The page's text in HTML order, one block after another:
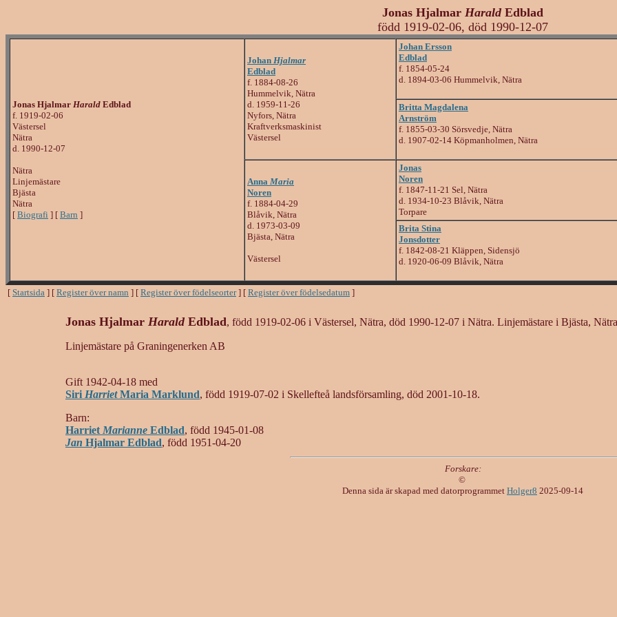
Jonas Hjalmar Harald Edblad
född 1919-02-06, död 1990-12-07
Jonas Hjalmar Harald Edblad
f. 1919-02-06
Västersel
Nätra
d. 1990-12-07
Nätra
Linjemästare
Bjästa
Nätra
[ Biografi ] [ Barn ]
Johan Hjalmar
Edblad
f. 1884-08-26
Hummelvik, Nätra
d. 1959-11-26
Nyfors, Nätra
Kraftverksmaskinist
Västersel
Johan Ersson
Edblad
f. 1854-05-24
d. 1894-03-06 Hummelvik, Nätra
Britta Magdalena
Arnström
f. 1855-03-30 Sörsvedje, Nätra
d. 1907-02-14 Köpmanholmen, Nätra
Anna Maria
Noren
f. 1884-04-29
Blåvik, Nätra
d. 1973-03-09
Bjästa, Nätra
Västersel
Jonas
Noren
f. 1847-11-21 Sel, Nätra
d. 1934-10-23 Blåvik, Nätra
Torpare
Brita Stina
Jonsdotter
f. 1842-08-21 Kläppen, Sidensjö
d. 1920-06-09 Blåvik, Nätra
[ Startsida ] [ Register över namn ] [ Register över födelseorter] [ Register över födelsedatum ]
Jonas Hjalmar Harald Edblad, född 1919-02-06 i Västersel, Nätra, död 1990-12-07 i Nätra. Linjemästare i Bjästa,
Linjemästare på Graningenerken AB
Gift 1942-04-18 med
Siri HarrietMaria Marklund, född 1919-07-02 i Skellefteå landsförsamling, död 2001-10-18.
Barn:
Harriet Marianne Edblad, född 1945-01-08
Jan Hjalmar Edblad, född 1951-04-20
Forskare:
©
Denna sida är skapad med datorprogrammet Holger8 2025-09-14